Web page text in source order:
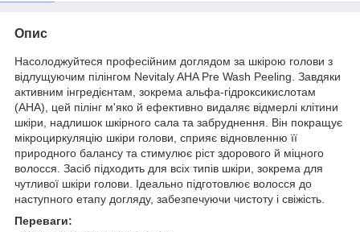
Опис
Насолоджуйтеся професійним доглядом за шкірою голови з
відлущуючим пілінгом Nevitaly AHA Pre Wash Peeling. Завдяки
активним інгредієнтам, зокрема альфа-гідроксикислотам
(AHA), цей пілінг м'яко й ефективно видаляє відмерлі клітини
шкіри, надлишок шкірного сала та забруднення. Він покращує
мікроциркуляцію шкіри голови, сприяє відновленню її
природного балансу та стимулює ріст здорового й міцного
волосся. Засіб підходить для всіх типів шкіри, зокрема для
чутливої шкіри голови. Ідеально підготовлює волосся до
наступного етапу догляду, забезпечуючи чистоту і свіжість.
Переваги: